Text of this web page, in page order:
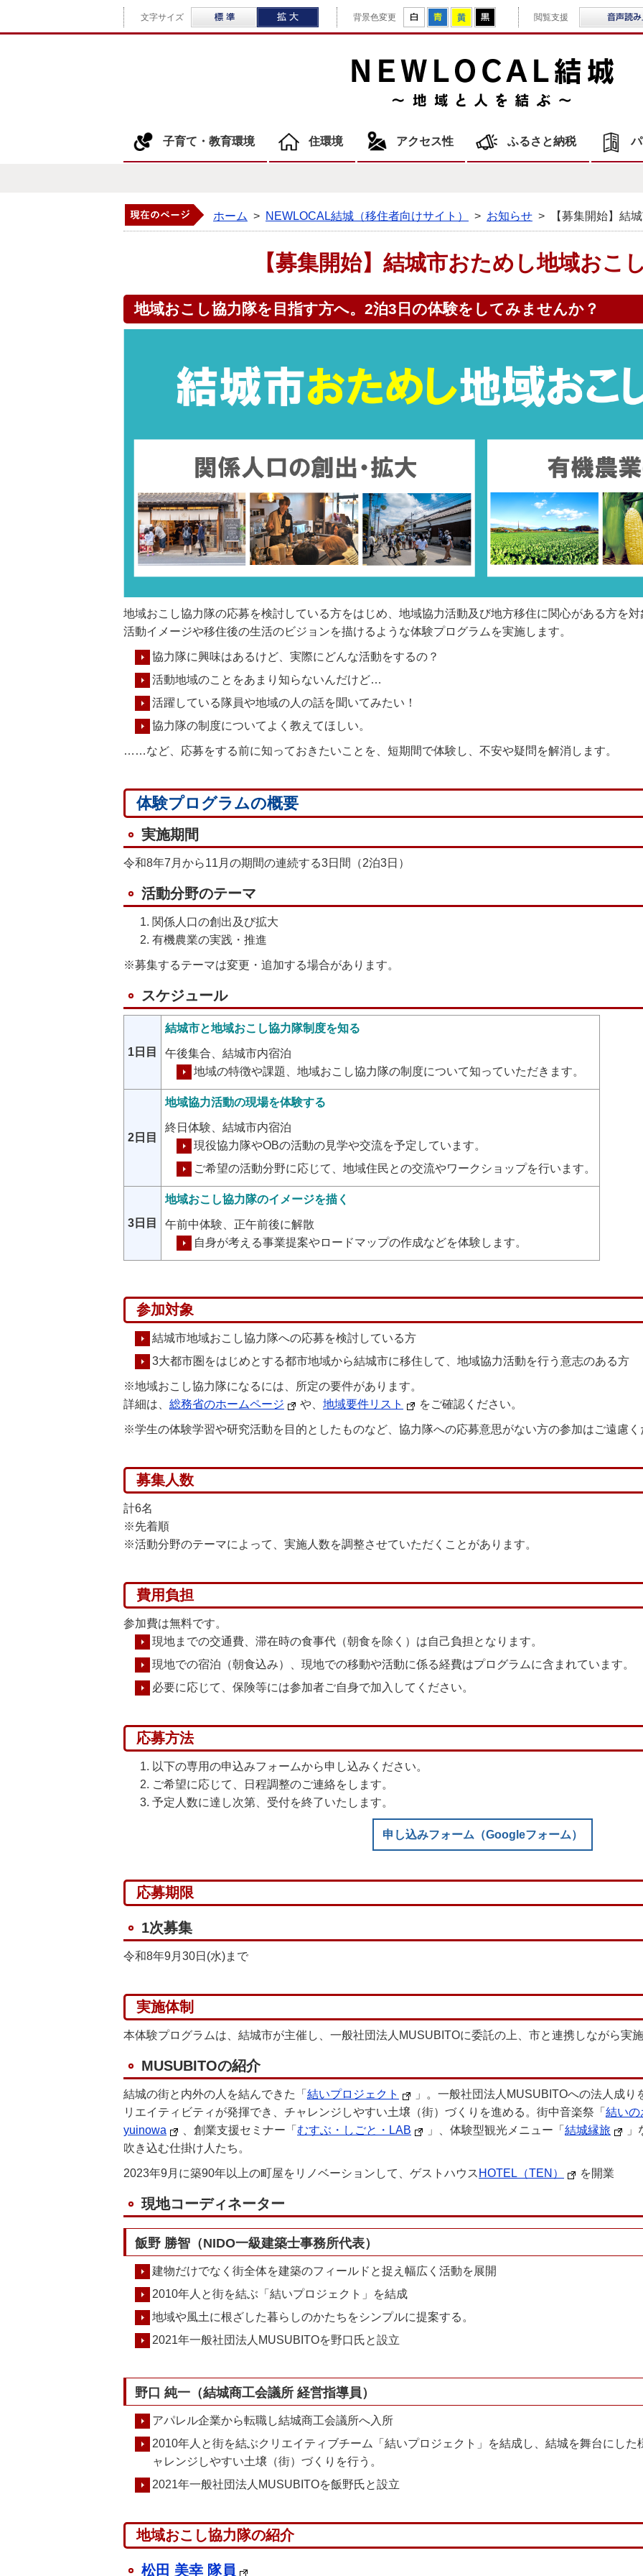
子育て・教育環境 住環境 アクセス性 ふるさと納税
文字サイズ 標準 拡大 背景色変更 白 青 黄 閲覧支援
ホーム > NEWLOCAL結城（移住者向けサイト） > お知らせ > 【募集開始】結
【募集開始】結城市おためし地域おこ
地域おこし協力隊を目指す方へ。2泊3日の体験をしてみませんか？
地域おこし協力隊の応募を検討している方をはじめ、地域協力活動及び地方移住に関心がある方を
活動イメージや移住後の生活のビジョンを描けるような体験プログラムを実施します。
協力隊に興味はあるけど、実際にどんな活動をするの？
活動地域のことをあまり知らないんだけど…
活躍している隊員や地域の人の話を聞いてみたい！
協力隊の制度についてよく教えてほしい。
……など、応募をする前に知っておきたいことを、短期間で体験し、不安や疑問を解消します。
体験プログラムの概要
実施期間
令和8年7月から11月の期間の連続する3日間（2泊3日）
活動分野のテーマ
関係人口の創出及び拡大
有機農業の実践・推進
※募集するテーマは変更・追加する場合があります。
スケジュール
1日目
結城市と地域おこし協力隊制度を知る
午後集合、結城市内宿泊
地域の特徴や課題、地域おこし協力隊の制度について知っていただきます。
2日目
地域協力活動の現場を体験する
終日体験、結城市内宿泊
現役協力隊やOBの活動の見学や交流を予定しています。
ご希望の活動分野に応じて、地域住民との交流やワークショップを行います。
3日目
地域おこし協力隊のイメージを描く
午前中体験、正午前後に解散
自身が考える事業提案やロードマップの作成などを体験します。
参加対象
結城市地域おこし協力隊への応募を検討している方
3大都市圏をはじめとする都市地域から結城市に移住して、地域協力活動を行う意志のある方
※地域おこし協力隊になるには、所定の要件があります。
詳細は、 総務省のホームページ や、 地域要件リスト をご確認ください。
※学生の体験学習や研究活動を目的としたものなど、協力隊への応募意思がない方の参加はご遠慮く
募集人数
計6名
※先着順
※活動分野のテーマによって、実施人数を調整させていただくことがあります。
費用負担
参加費は無料です。
現地までの交通費、滞在時の食事代（朝食を除く）は自己負担となります。
現地での宿泊（朝食込み）、現地での移動や活動に係る経費はプログラムに含まれています。
必要に応じて、保険等には参加者ご自身で加入してください。
応募方法
以下の専用の申込みフォームから申し込みください。
ご希望に応じて、日程調整のご連絡をします。
予定人数に達し次第、受付を終了いたします。
申し込みフォーム（Googleフォーム）
応募期限
1次募集
令和8年9月30日(水)まで
実施体制
本体験プログラムは、結城市が主催し、一般社団法人MUSUBITOに委託の上、市と連携しながら実施
MUSUBITOの紹介
結城の街と内外の人を結んできた「 結いプロジェクト
」。一般社団法人MUSUBITOへの法人成
リエイティビティが発揮でき、チャレンジしやすい土壌（街）づくりを進める。街中音楽祭「 結いの
yuinowa
、創業支援セミナー「 むすぶ・しごと・LAB 」、体験型観光メニュー「 結城縁旅
吹き込む仕掛け人たち。
2023年9月に築90年以上の町屋をリノベーションして、ゲストハウス HOTEL（TEN） を開業
現地コーディネーター
飯野 勝智（NIDO一級建築士事務所代表）
建物だけでなく街全体を建築のフィールドと捉え幅広く活動を展開
2010年人と街を結ぶ「結いプロジェクト」を結成
地域や風土に根ざした暮らしのかたちをシンプルに提案する。
2021年一般社団法人MUSUBITOを野口氏と設立
野口 純一（結城商工会議所 経営指導員）
アパレル企業から転職し結城商工会議所へ入所
2010年人と街を結ぶクリエイティブチーム「結いプロジェクト」を結成し、結城を舞台にし
ャレンジしやすい土壌（街）づくりを行う。
2021年一般社団法人MUSUBITOを飯野氏と設立
地域おこし協力隊の紹介
松田 美幸 隊員